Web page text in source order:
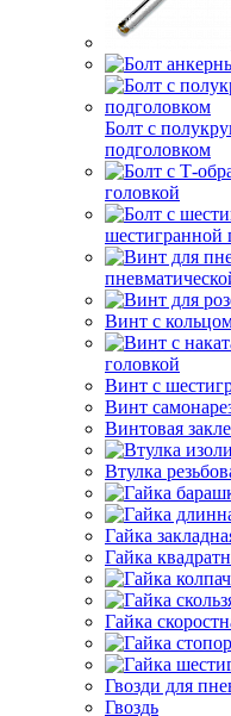
Болт с
подголовком
головкой
шестигранной
Винт с
головкой
Винт с
Винт
Винтовая
Втулка
Гайка
Гайка
Гайка
Гвозди для
Гвоздь